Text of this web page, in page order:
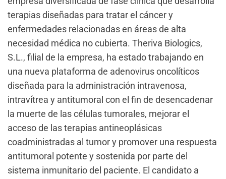
terapias diseñadas para tratar el cáncer y
enfermedades relacionadas en áreas de alta
necesidad médica no cubierta. Theriva Biologics,
S.L., filial de la empresa, ha estado trabajando en
una nueva plataforma de adenovirus oncolíticos
diseñada para la administración intravenosa,
intravítrea y antitumoral con el fin de desencadenar
la muerte de las células tumorales, mejorar el
acceso de las terapias antineoplásicas
coadministradas al tumor y promover una respuesta
antitumoral potente y sostenida por parte del
sistema inmunitario del paciente. El candidato a